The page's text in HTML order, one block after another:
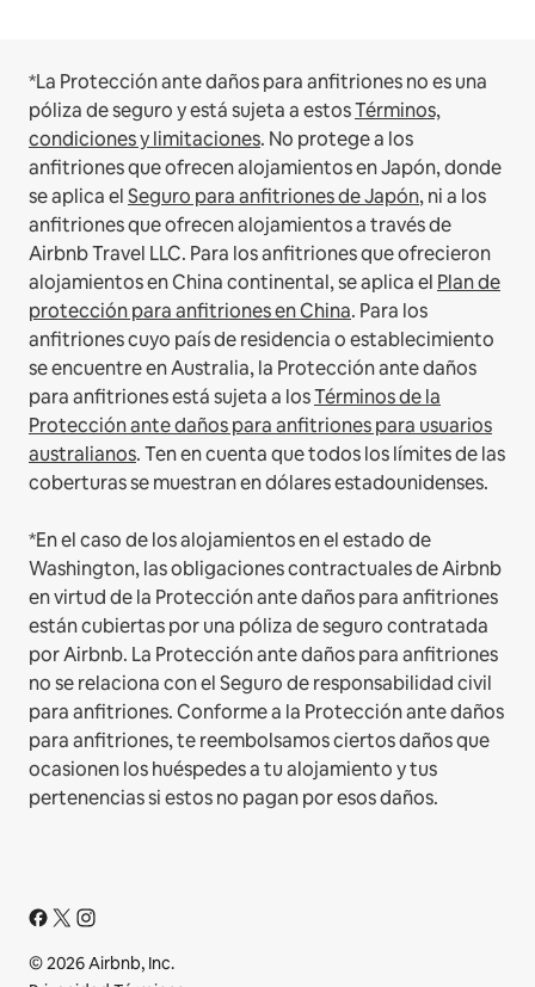
*La Protección ante daños para anfitriones no es una
póliza de seguro y está sujeta a estosTérminos,
condiciones y limitaciones. No protege a los
anfitriones que ofrecen alojamientos en Japón, donde
se aplica elSeguro para anfitriones de Japón, ni a los
anfitriones que ofrecen alojamientos a través de
Airbnb Travel LLC. Para los anfitriones que ofrecieron
alojamientos en China continental, se aplica el Plan de
protección para anfitriones en China. Para los
anfitriones cuyo país de residencia o establecimiento
se encuentre en Australia, la Protección ante daños
para anfitriones está sujeta a losTérminos de la
Protección ante daños para anfitriones para usuarios
australianos. Ten en cuenta que todos los límites de las
coberturas se muestran en dólares estadounidenses.
*En el caso de los alojamientos en el estado de
Washington, las obligaciones contractuales de Airbnb
en virtud de la Protección ante daños para anfitriones
están cubiertas por una póliza de seguro contratada
por Airbnb. La Protección ante daños para anfitriones
no se relaciona con el Seguro de responsabilidad civil
para anfitriones. Conforme a la Protección ante daños
para anfitriones, te reembolsamos ciertos daños que
ocasionen los huéspedes a tu alojamiento y tus
pertenencias si estos no pagan por esos daños.
© 2026 Airbnb, Inc.